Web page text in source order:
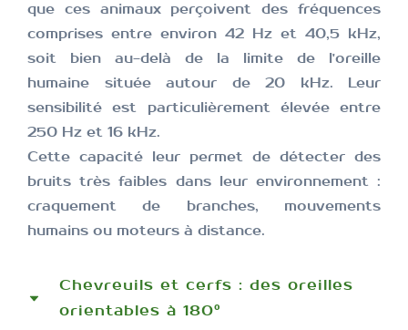
que ces animaux perçoivent des fréquences
comprises entre environ 42 Hz et 40,5 kHz,
soit bien au-delà de la limite de l'oreille
humaine située autour de 20 kHz. Leur
sensibilité est particulièrement élevée entre
250 Hz et 16 kHz.
Cette capacité leur permet de détecter des
bruits très faibles dans leur environnement :
craquement de branches, mouvements
humains ou moteurs à distance.
Chevreuils et cerfs : des oreilles
orientables à 180°